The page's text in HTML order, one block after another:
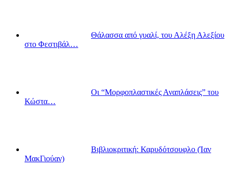
Θάλασσα από γυαλί, του Αλέξη Αλεξίου
στο Φεστιβάλ…
Οι “Μορφοπλαστικές Αναπλάσεις” του
Κώστα…
Βιβλιοκριτική: Καρυδότσουφλο (Ίαν
ΜακΓιούαν)